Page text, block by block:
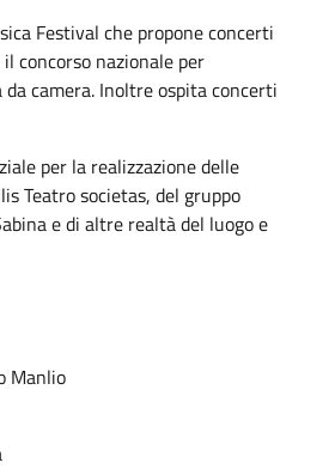
Festival che propone concerti
concorso nazionale per
camera. Inoltre ospita concerti
per la realizzazione delle
Teatro societas, del gruppo
e di altre realtà del luogo e
Teatro Manlio